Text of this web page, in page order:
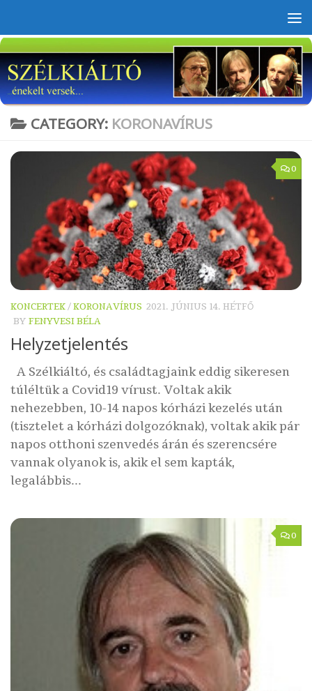
CATEGORY: KORONAVÍRUS
0
KONCERTEK/KORONAVÍRUS 2021. JÚNIUS 14. HÉTFŐ
BY FENYVESI BÉLA
Helyzetjelentés
A Szélkiáltó, és családtagjaink eddig sikeresen
túléltük a Covid19 vírust. Voltak akik
nehezebben, 10-14 napos kórházi kezelés után
(tisztelet a kórházi dolgozóknak), voltak akik pár
napos otthoni szenvedés árán és szerencsére
vannak olyanok is, akik el sem kapták,
legalábbis...
0